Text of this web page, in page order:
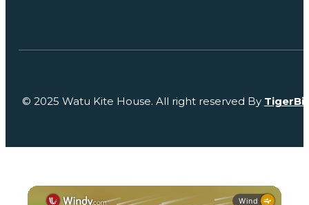
© 2025 Watu Kite House. All right reserved By